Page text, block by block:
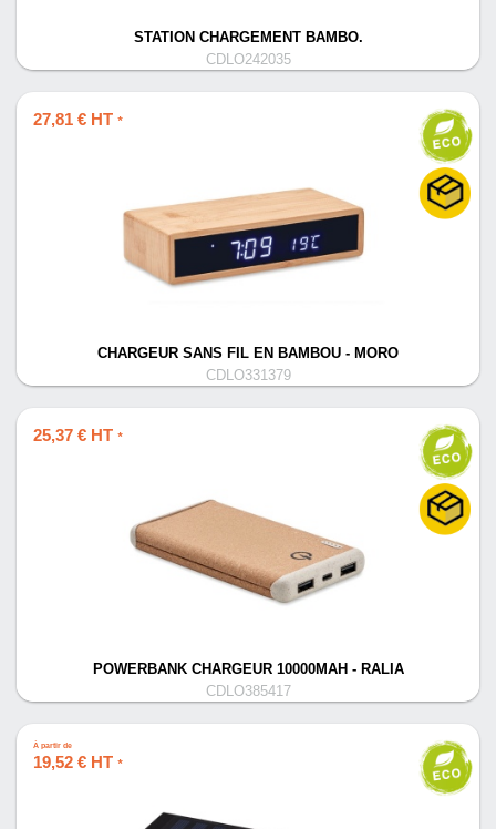
STATION CHARGEMENT BAMBO.
CDLO242035
27,81 € HT *
CHARGEUR SANS FIL EN BAMBOU - MORO
CDLO331379
25,37 € HT *
POWERBANK CHARGEUR 10000MAH - RALIA
CDLO385417
À partir de
19,52 € HT *